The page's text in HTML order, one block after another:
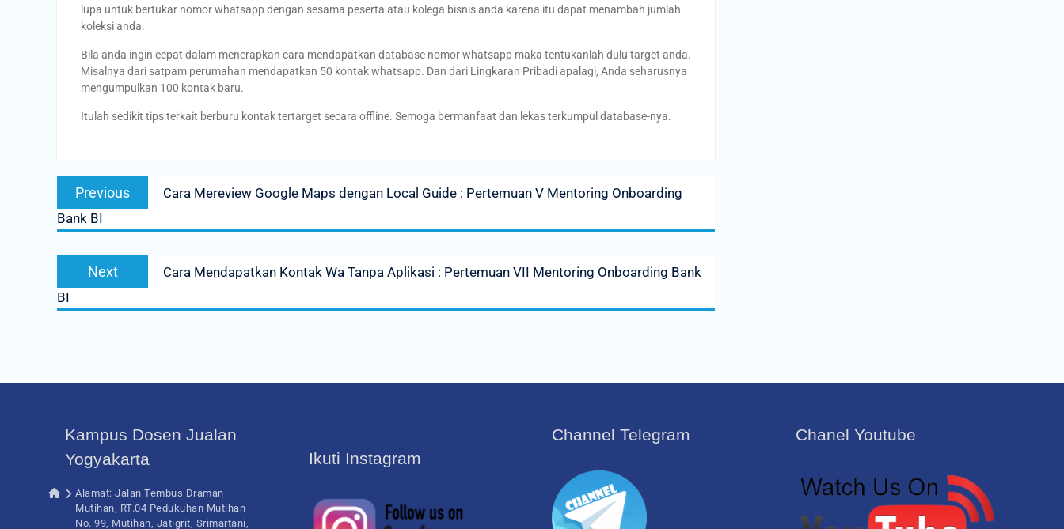
lupa untuk bertukar nomor whatsapp dengan sesama peserta atau kolega bisnis anda karena itu dapat menambah jumlah
koleksi anda.
Bila anda ingin cepat dalam menerapkan cara mendapatkan database nomor whatsapp maka tentukanlah dulu target anda.
Misalnya dari satpam perumahan mendapatkan 50 kontak whatsapp. Dan dari Lingkaran Pribadi apalagi, Anda seharusnya
mengumpulkan 100 kontak baru.
Itulah sedikit tips terkait berburu kontak tertarget secara offline. Semoga bermanfaat dan lekas terkumpul database-nya.
Post
navigation
Previous
post:
Cara Mereview Google Maps dengan Local Guide : Pertemuan V Mentoring Onboarding
Bank BI
Next
post:
Cara Mendapatkan Kontak Wa Tanpa Aplikasi : Pertemuan VII Mentoring Onboarding Bank
BI
Kampus Dosen Jualan
Yogyakarta
Alamat: Jalan Tembus Draman –
Mutihan, RT.04 Pedukuhan Mutihan
No. 99, Mutihan, Jatigrit, Srimartani,
Ikuti Instagram
Channel Telegram Chanel Youtube